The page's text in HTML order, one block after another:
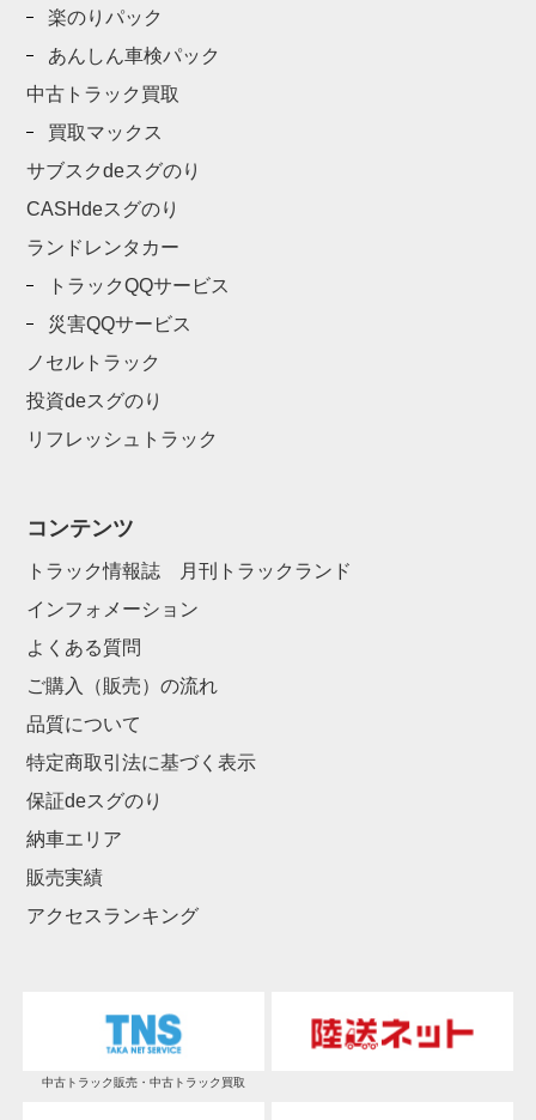
楽のりパック
あんしん車検パック
中古トラック買取
買取マックス
サブスクdeスグのり
CASHdeスグのり
ランドレンタカー
トラックQQサービス
災害QQサービス
ノセルトラック
投資deスグのり
リフレッシュトラック
コンテンツ
トラック情報誌 月刊トラックランド
インフォメーション
よくある質問
ご購入（販売）の流れ
品質について
特定商取引法に基づく表示
保証deスグのり
納車エリア
販売実績
アクセスランキング
中古トラック販売・中古トラック買取